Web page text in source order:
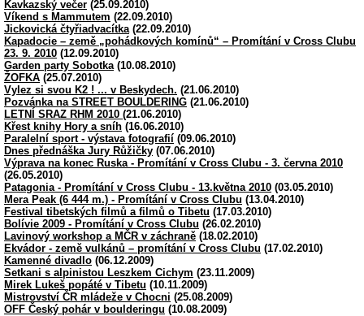
Kavkazský večer (25.09.2010)
Víkend s Mammutem (22.09.2010)
Jickovická čtyřiadvacítka (22.09.2010)
Kapadocie – země „pohádkových komínů“ – Promítání v Cross Clubu
23. 9. 2010 (12.09.2010)
Garden party Sobotka (10.08.2010)
ŽOFKA (25.07.2010)
Vylez si svou K2 ! ... v Beskydech. (21.06.2010)
Pozvánka na STREET BOULDERING (21.06.2010)
LETNÍ SRAZ RHM 2010 (21.06.2010)
Křest knihy Hory a sníh (16.06.2010)
Paralelní sport - výstava fotografií (09.06.2010)
Dnes přednáška Jury Růžičky (07.06.2010)
Výprava na konec Ruska - Promítání v Cross Clubu - 3. června 2010
(26.05.2010)
Patagonia - Promítání v Cross Clubu - 13.května 2010 (03.05.2010)
Mera Peak (6 444 m.) - Promítání v Cross Clubu (13.04.2010)
Festival tibetských filmů a filmů o Tibetu (17.03.2010)
Bolívie 2009 - Promítání v Cross Clubu (26.02.2010)
Lavinový workshop a MČR v záchraně (18.02.2010)
Ekvádor - země vulkánů – promítání v Cross Clubu (17.02.2010)
Kamenné divadlo (06.12.2009)
Setkani s alpinistou Leszkem Cichym (23.11.2009)
Mirek Lukeš popáté v Tibetu (10.11.2009)
Mistrovství ČR mládeže v Chocni (25.08.2009)
OFF Český pohár v boulderingu (10.08.2009)